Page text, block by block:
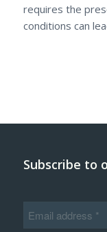
requires the
conditions can
Subscribe to